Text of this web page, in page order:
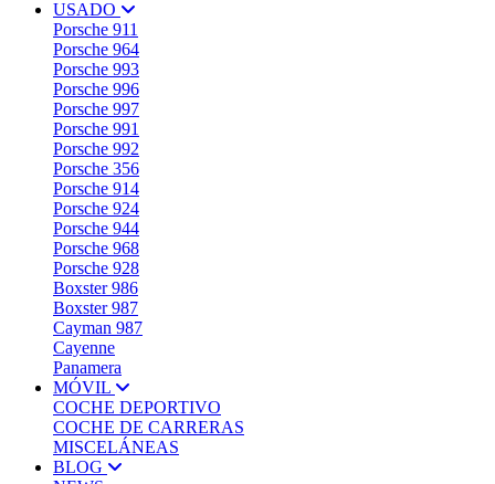
USADO
Porsche 911
Porsche 964
Porsche 993
Porsche 996
Porsche 997
Porsche 991
Porsche 992
Porsche 356
Porsche 914
Porsche 924
Porsche 944
Porsche 968
Porsche 928
Boxster 986
Boxster 987
Cayman 987
Cayenne
Panamera
MÓVIL
COCHE DEPORTIVO
COCHE DE CARRERAS
MISCELÁNEAS
BLOG